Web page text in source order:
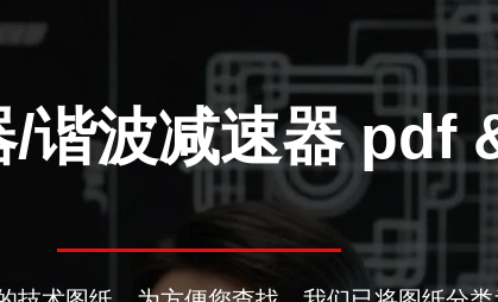
/谐波减速器 pdf